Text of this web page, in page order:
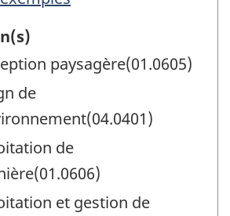
paysagère(01.0605)
de
de
et gestion de